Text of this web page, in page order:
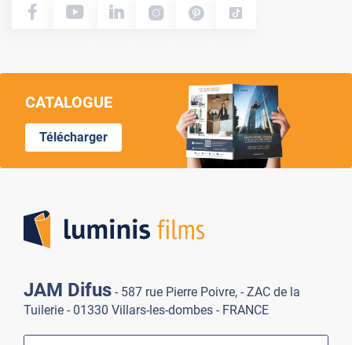
CATALOGUE
Télécharger
JAM Difus - 587 rue Pierre Poivre, - ZAC de la
Tuilerie - 01330 Villars-les-dombes - FRANCE